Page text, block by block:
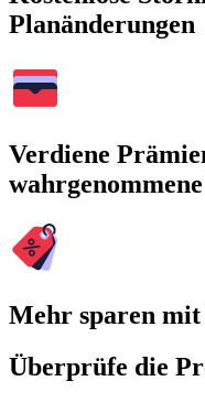
Planänderungen
Verdiene
Mehr sparen
Überprüfe die